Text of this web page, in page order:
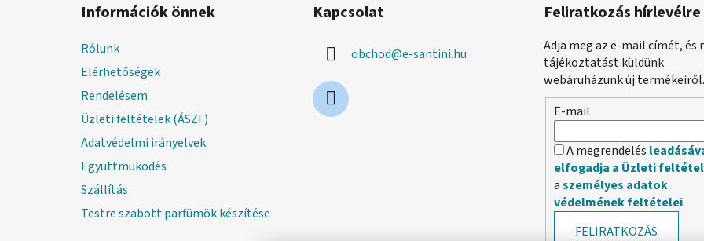
Információk önnek
Rólunk
Elérhetőségek
Rendelésem
Üzleti feltételek (ÁSZF)
Adatvédelmi irányelvek
Együttmüködés
Szállítás
Testre szabott parfümök készítése
Kapcsolat
obchod@e-santini.hu
Feliratkozás hírlevélre
Adja meg az e-mail címét, és
tájékoztatást küldünk
webáruházunk új termékeiről.
E-mail
A megrendelés
elfogadja a Üzleti
aszemélyes adatok
védelmének feltételei.
FELIRATKOZÁS